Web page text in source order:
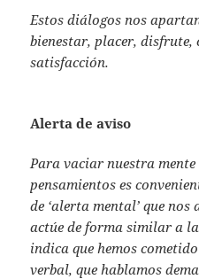
Estos diálogos nos
bienestar, placer,
satisfacción.
Alerta de aviso
Para vaciar nuestra mente
pensamientos es
de ‘alerta mental’ que nos
actúe de forma similar a
indica que hemos
verbal, que hablamos